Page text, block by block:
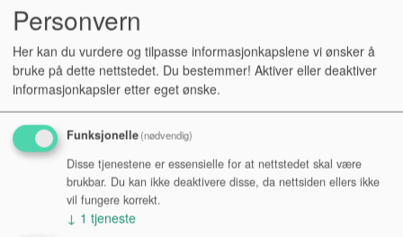
Ingen produkter funnet
Personvern
Her kan du vurdere og tilpasse informasjonkapslene vi ønsker å
bruke på dette nettstedet. Du bestemmer! Aktiver eller deaktiver
informasjonkapsler etter eget ønske.
Funksjonelle(nødvendig)
Disse tjenestene er essensielle for at nettstedet skal være
brukbar. Du kan ikke deaktivere disse, da nettsiden ellers ikke
vil fungere korrekt.
↓ 1 tjeneste